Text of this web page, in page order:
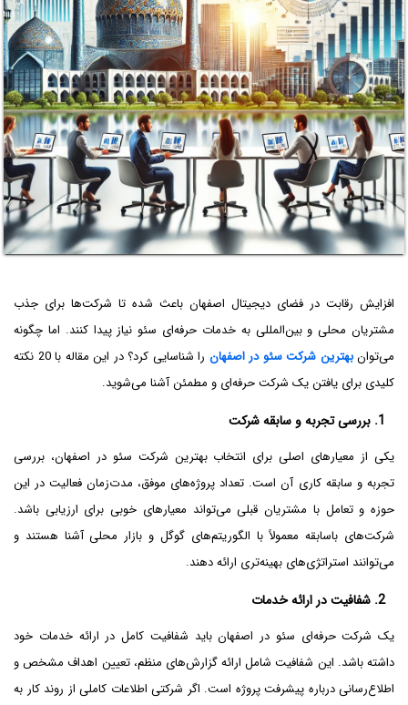
افزایش رقابت در فضای دیجیتال اصفهان باعث شده تا شرکت‌ها برای جذب
مشتریان محلی و بین‌المللی به خدمات حرفه‌ای سئو نیاز پیدا کنند. اما چگونه
می‌توانبهترین شرکت سئو در اصفهان
را شناسایی کرد؟ در این مقاله با 20 نکته
کلیدی برای یافتن یک شرکت حرفه‌ای و مطمئن آشنا می‌شوید.
1. بررسی تجربه و سابقه شرکت
یکی از معیارهای اصلی برای انتخاب بهترین شرکت سئو در اصفهان، بررسی
تجربه و سابقه کاری آن است. تعداد پروژه‌های موفق، مدت‌زمان فعالیت در این
حوزه و تعامل با مشتریان قبلی می‌تواند معیارهای خوبی برای ارزیابی باشد.
شرکت‌های باسابقه معمولاً با الگوریتم‌های گوگل و بازار محلی آشنا هستند و
می‌توانند استراتژی‌های بهینه‌تری ارائه دهند.
2. شفافیت در ارائه خدمات
یک شرکت حرفه‌ای سئو در اصفهان باید شفافیت کامل در ارائه خدمات خود
داشته باشد. این شفافیت شامل ارائه گزارش‌های منظم، تعیین اهداف مشخص و
اطلاع‌رسانی درباره پیشرفت پروژه است. اگر شرکتی اطلاعات کاملی از روند کار به